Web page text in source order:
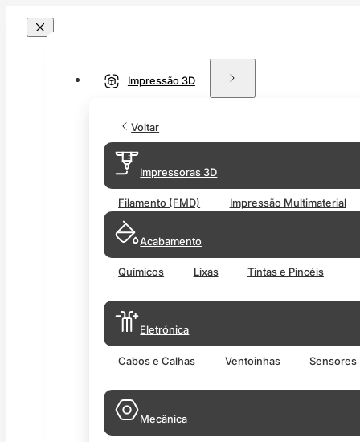
Impressão 3D
Voltar
Impressoras 3D
Filamento (FMD) Impressão Multimaterial
Acabamento
Químicos Lixas Tintas e Pincéis
Eletrónica
Cabos e Calhas Ventoinhas Sensores
Mecânica